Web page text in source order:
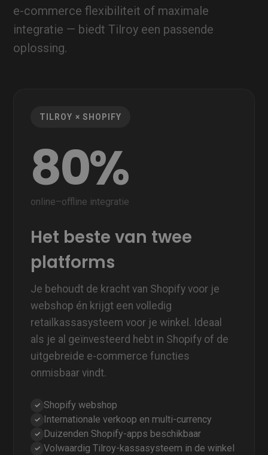
e‑commerce flexibiliteit of maximale
integratie — biedt Tilroy een passende
oplossing.
TILROY × SHOPIFY
80%
online–offline integratie
Het beste van twee
platforms
Je behoudt de kracht van Shopify voor je
webshop én krijgt een volledig
retailkassasysteem voor je winkel. Ideaal
als je al geïnvesteerd hebt in Shopify of de
uitgebreide e‑commerce functies
onmisbaar vindt.
✓ Shopify webshop
✓ Internationale verkoop en multi-currency
✓ Duizenden Shopify-apps beschikbaar
✓ Volwaardig Tilroy-kassasysteem in de winkel